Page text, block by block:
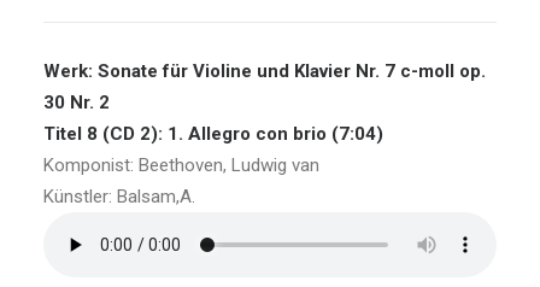
Werk: Sonate für Violine und Klavier Nr. 7 c-moll op.
30 Nr. 2
Titel 8 (CD 2): 1. Allegro con brio (7:04)
Komponist: Beethoven, Ludwig van
Künstler: Balsam,A.